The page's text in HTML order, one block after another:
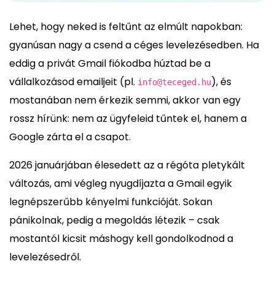
Lehet, hogy neked is feltűnt az elmúlt napokban:
gyanúsan nagy a csend a céges levelezésedben. Ha
eddig a privát Gmail fiókodba húztad be a
vállalkozásod emailjeit (pl. info@teceged.hu), és
mostanában nem érkezik semmi, akkor van egy
rossz hírünk: nem az ügyfeleid tűntek el, hanem a
Google zárta el a csapot.
2026 januárjában élesedett az a régóta pletykált
változás, ami végleg nyugdíjazta a Gmail egyik
legnépszerűbb kényelmi funkcióját. Sokan
pánikolnak, pedig a megoldás létezik – csak
mostantól kicsit máshogy kell gondolkodnod a
levelezésedről.